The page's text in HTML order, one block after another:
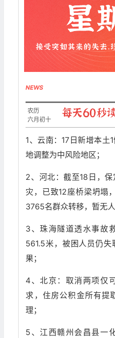
NEWS
农历
六月初十
1、云南：17日新增本土
地调整为中风险地区；
2、河北：截至18日，
灾，已致12座桥梁坍塌
3765名群众转移，暂无人
3、珠海隧道透水事故
561.5米，被困人员仍
果；
4、北京：取消两项仅
求，住房公积金所有提
理；
5、江西赣州会昌县一